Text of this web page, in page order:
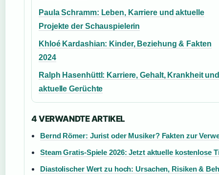
Paula Schramm: Leben, Karriere und aktuelle
Projekte der Schauspielerin
Khloé Kardashian: Kinder, Beziehung & Fakten
2024
Ralph Hasenhüttl: Karriere, Gehalt, Krankheit
aktuelle Gerüchte
4 VERWANDTE ARTIKEL
Bernd Römer: Jurist oder Musiker? Fakten zur
Steam Gratis-Spiele 2026: Jetzt aktuelle kostenlose
Diastolischer Wert zu hoch: Ursachen, Risiken &